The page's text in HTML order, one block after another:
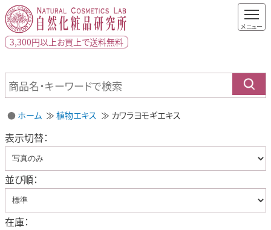
3,300円以上お買上で送料無料
ホーム 植物エキス カワラヨモギエキス
表示切替：
並び順：
在庫：